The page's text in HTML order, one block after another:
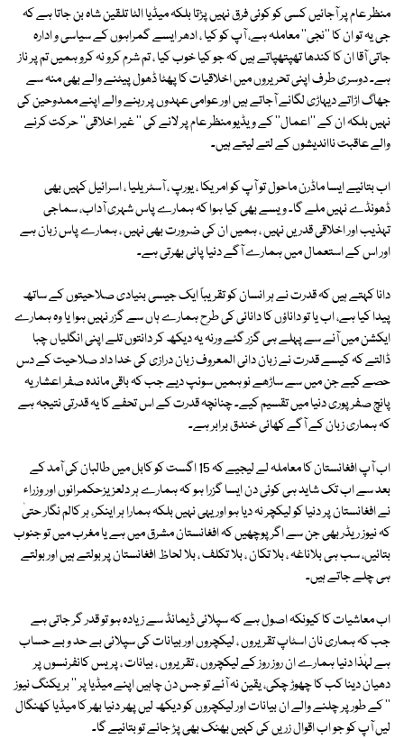
منظر عام پر آجائیں کسی کو کوئی فرق نہیں پڑتا بلکہ میڈیا الٹا تلقین شاہ بن جاتا ہے کہ
جی یہ تو ان کا ''نجی'' معاملہ ہے، آپ کو کیا ، ادھر ایسے گمراہوں کے سیاسی و ادارہ
جاتی آقا ان کا کندھا تھپتھپاتے ہیں کہ جو کیا خوب کیا ، تم شرم کرو نہ کرو ہمیں تم پر ناز
ہے۔ دوسری طرف اپنی تحریروں میں اخلاقیات کا پھٹا ڈھول پیٹنے والے بھی منہ سے
جھاگ اڑاتے دیہاڑی لگانے آجاتے ہیں اور عوامی عہدوں پر رہنے والے اپنے ممدوحین کی
نہیں بلکہ ان کے ''اعمال'' کے ویڈیو منظر عام پر لانے کی '' غیر اخلاقی'' حرکت کرنے
والے عاقبت نااندیشوں کے لتے لیتے ہیں۔
اب بتائیے ایسا ماڈرن ماحول تو آپ کو امریکا ، یورپ ، آسٹریلیا ، اسرائیل کہیں بھی
ڈھونڈے نہیں ملے گا۔ ویسے بھی کیا ہوا کہ ہمارے پاس شہری آداب، سماجی
تہذیب اور اخلاقی قدریں نہیں ، ہمیں ان کی ضرورت بھی نہیں ، ہمارے پاس زبان ہے
اور اس کے استعمال میں ہمارے آگے دنیا پانی بھرتی ہے۔
دانا کہتے ہیں کہ قدرت نے ہر انسان کو تقریباً ایک جیسی بنیادی صلاحیتوں کے ساتھ
پیدا کیا ہے، اب یا تو داناؤں کا دانائی کی طرح ہمارے ہاں سے گزر نہیں ہوا یا وہ ہمارے
ایکشن میں آنے سے پہلے ہی گزر گئے ورنہ یہ دیکھ کر دانتوں تلے اپنی انگلیاں چبا
ڈالتے کہ کیسے قدرت نے زبان دانی المعروف زبان درازی کی خدا داد صلاحیت کے دس
حصے کیے جن میں سے ساڑھے نو ہمیں سونپ دیے جب کہ باقی ماندہ صفر اعشاریہ
پانچ صفر پوری دنیا میں تقسیم کیے۔ چنانچہ قدرت کے اس تحفے کا یہ قدرتی نتیجہ ہے
کہ ہماری زبان کے آگے کھائی خندق برابر ہے۔
اب آپ افغانستان کا معاملہ لے لیجیے کہ 15 اگست کو کابل میں طالبان کی آمد کے
بعد سے اب تک شاید ہی کوئی دن ایسا گزرا ہو کہ ہمارے ہر دلعزیزحکمرانوں اور وزراء
نے افغانستان پر دنیا کو لیکچر نہ دیا ہو اور یہی نہیں بلکہ ہمارا ہر اینکر، ہر کالم نگار حتیٰ
کہ نیوز ریڈر بھی جن سے اگر پوچھیں کہ افغانستان مشرق میں ہے یا مغرب میں تو جنوب
بتائیں، سب ہی بلاناغہ ، بلا تکان ، بلا تکلف ، بلا لحاظ افغانستان پر بولتے ہیں اور بولتے
ہی چلے جاتے ہیں۔
اب معاشیات کا کیونکہ اصول ہے کہ سپلائی ڈیمانڈ سے زیادہ ہو تو قدر گر جاتی ہے
جب کہ ہماری نان اسٹاپ تقریروں ، لیکچروں اور بیانات کی سپلائی بے حد و بے حساب
ہے لہٰذا دنیا ہمارے ان روز روز کے لیکچروں ، تقریروں ، بیانات ، پریس کانفرنسوں پر
دھیان دینا کب کا چھوڑ چکی، یقین نہ آئے تو جس دن چاہیں اپنے میڈیا پر '' بریکنگ نیوز
'' کے طور پر چلنے والے ان بیانات اور لیکچروں کو دیکھ لیں پھر دنیا بھر کا میڈیا کھنگال
لیں آپ کو جو اب اقوال زریں کی کہیں بھنک بھی پڑ جائے تو بتائیے گا۔